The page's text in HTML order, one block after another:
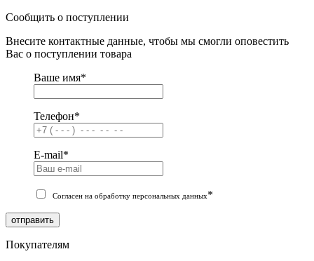
Сообщить о поступлении
Внесите контактные данные, чтобы мы смогли оповестить
Вас о поступлении товара
Ваше имя*
Телефон*
E-mail*
Согласен на обработку персональных данных*
отправить
Покупателям